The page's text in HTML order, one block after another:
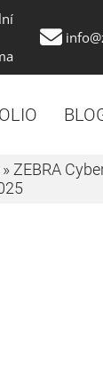
»ZEBRA